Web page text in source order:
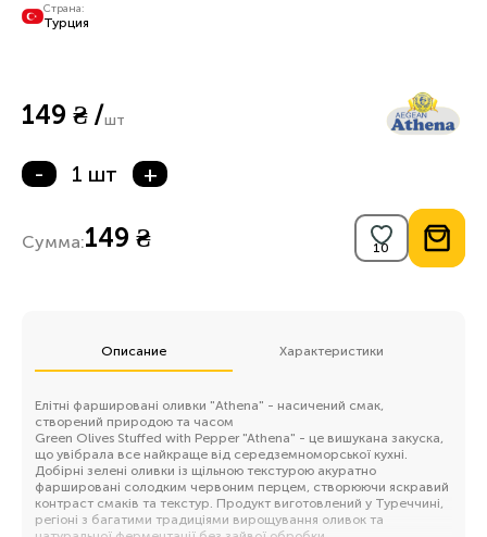
Страна:
Турция
149 ₴ /шт
- 1 шт +
Сумма:149 ₴
Описание Характеристики
Елітні фаршировані оливки "Athena" - насичений смак,
створений природою та часом
Green Olives Stuffed with Pepper "Athena" - це вишукана закуска,
що увібрала все найкраще від середземноморської кухні.
Добірні зелені оливки із щільною текстурою акуратно
фаршировані солодким червоним перцем, створюючи яскравий
контраст смаків та текстур. Продукт виготовлений у Туреччині,
регіоні з багатими традиціями вирощування оливок та